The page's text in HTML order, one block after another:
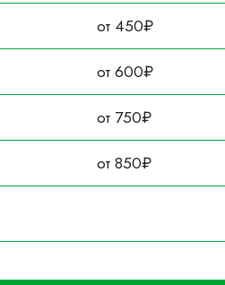
от 450₽
от 600₽
от 750₽
от 850₽